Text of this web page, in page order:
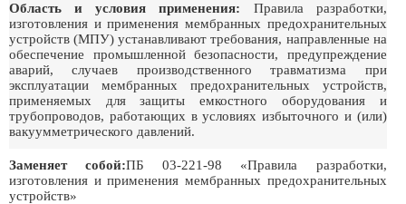
Область и условия применения: Правила разработки,
изготовления и применения мембранных предохранительных
устройств (МПУ) устанавливают требования, направленные на
обеспечение промышленной безопасности, предупреждение
аварий, случаев производственного травматизма при
эксплуатации мембранных предохранительных устройств,
применяемых для защиты емкостного оборудования и
трубопроводов, работающих в условиях избыточного и (или)
вакуумметрического давлений.
Заменяет собой:ПБ 03-221-98 «Правила разработки,
изготовления и применения мембранных предохранительных
устройств»